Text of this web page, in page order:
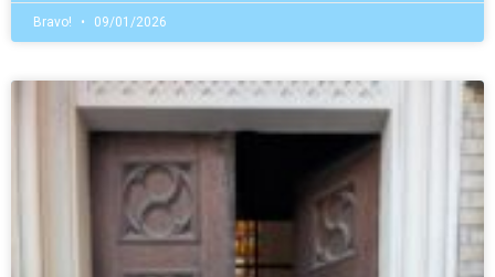
Bravo! 09/01/2026